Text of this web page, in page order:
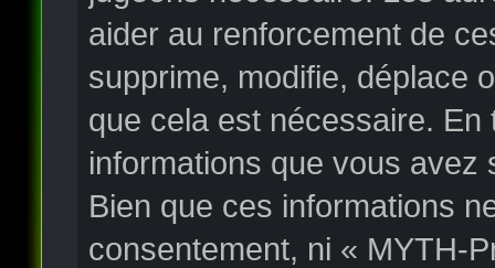
aider au renforcement de
supprime, modifie, déplace
que cela est nécessaire.
informations que vous
Bien que ces informations
consentement, ni « MYTH-